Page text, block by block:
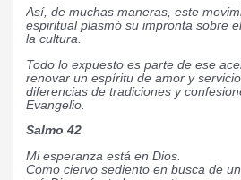
Así, de muchas maneras, este
espiritual plasmó su impronta sobre
la cultura.
Todo lo expuesto es parte de ese
renovar un espíritu de amor y
diferencias de tradiciones y
Evangelio.
Salmo 42
Mi esperanza está en Dios.
Como ciervo sediento en busca de